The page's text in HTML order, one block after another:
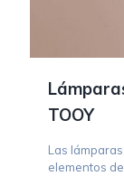
TOOY
Las
elementos